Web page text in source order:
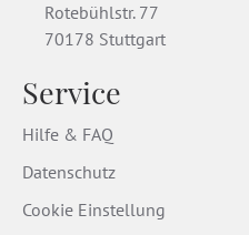
Rotebühlstr. 77
70178 Stuttgart
Service
Hilfe & FAQ
Datenschutz
Cookie Einstellung